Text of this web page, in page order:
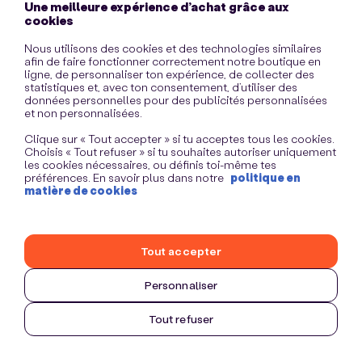
Une meilleure expérience d’achat grâce aux
cookies
Nous utilisons des cookies et des technologies similaires
afin de faire fonctionner correctement notre boutique en
ligne, de personnaliser ton expérience, de collecter des
statistiques et, avec ton consentement, d’utiliser des
données personnelles pour des publicités personnalisées
et non personnalisées.
Clique sur « Tout accepter » si tu acceptes tous les cookies.
Choisis « Tout refuser » si tu souhaites autoriser uniquement
les cookies nécessaires, ou définis toi-même tes
préférences. En savoir plus dans notre politique en
matière de cookies
Personnaliser
Tout refuser
Tout accepter